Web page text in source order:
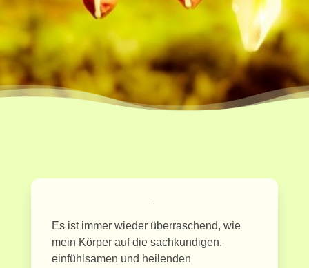
Es ist immer wieder überraschend, wie
mein Körper auf die sachkundigen,
einfühlsamen und heilenden